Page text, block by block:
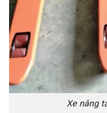
Xe nâng